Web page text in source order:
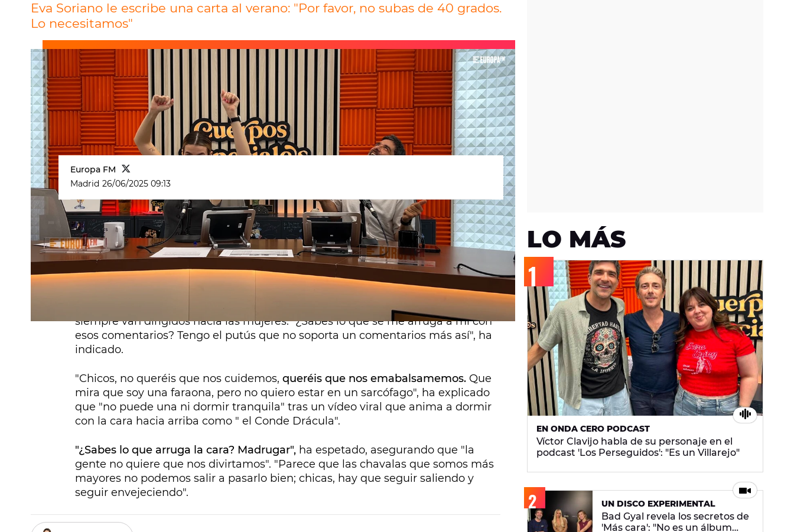
Eva Soriano le escribe una carta al verano: "Por favor, no subas de 40 grados.
Lo necesitamos"
Europa FM
Madrid 26/06/2025 09:13
Eva Sorianoha entrado en "modo festivo alegre" porque "llega el verano y
llegan las salidas". "Me voy a la calle y me voy a tomar un cubata", explica la
presentadora de Cuerpos especiales que, ante esta actitud vital, ha recibido
mensajes que critican su rutina asegurando que "mucha fiesta arruga la cara"
"Si pasarlo bien significa que me salgan arrugas en la cara, prefiero ser un shar
porque esos comentarios
siempre van dirigidos hacia las mujeres. "¿Sabes lo que se me arruga a mí con
esos comentarios? Tengo el putús que no soporta un comentarios más así", ha
indicado.
"Chicos, no queréis que nos cuidemos, queréis que nos emabalsamemos. Que
mira que soy una faraona, pero no quiero estar en un sarcófago", ha explicado
que "no puede una ni dormir tranquila" tras un vídeo viral que anima a dormir
con la cara hacia arriba como " el Conde Drácula".
"¿Sabes lo que arruga la cara? Madrugar", ha espetado, asegurando que "la
gente no quiere que nos divirtamos". "Parece que las chavalas que somos más
mayores no podemos salir a pasarlo bien; chicas, hay que seguir saliendo y
seguir envejeciendo".
LO MÁS
EN ONDA CERO PODCAST
Víctor Clavijo habla de su personaje en el
podcast 'Los Perseguidos': "Es un Villarejo"
UN DISCO EXPERIMENTAL
Bad Gyal revela los secretos de
'Más cara': "No es un álbum